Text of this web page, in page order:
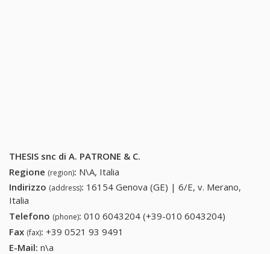
THESIS snc di A. PATRONE & C.
Regione (region): N\A, Italia
Indirizzo (address): 16154 Genova (GE) | 6/E, v. Merano,
Italia
Telefono (phone): 010 6043204 (+39-010 6043204)
Fax (fax): +39 0521 93 9491
E-Mail: n\a